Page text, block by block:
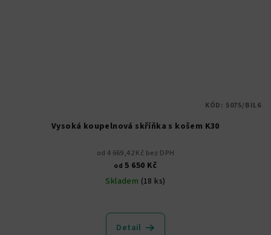
Vysoká koupelnová skříňka s košem K30
od 4 669,42 Kč bez DPH
od 5 650 Kč
Skladem (18 ks)
hodnocení
produktu
Detail
KÓD: 5075/BIL6